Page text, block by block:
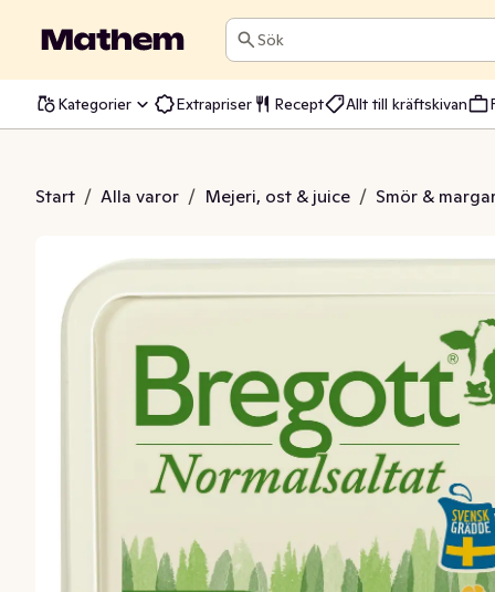
Sök
Kategorier Extrapriser Recept Allt till kräftskivan
Start / Alla varor / Mejeri, ost & juice / Smör &
Normalsaltat 75%